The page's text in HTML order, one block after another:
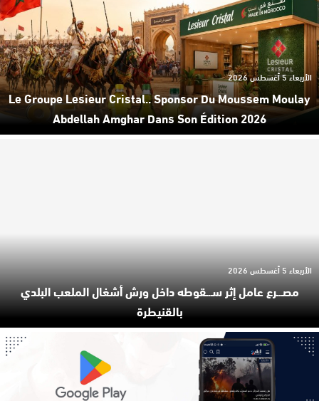
Le Groupe Lesieur Cristal.. Sponsor Du Moussem Moulay
Abdellah Amghar Dans Son Édition 2026
الأربعاء 5 أغسطس 2026
مصـ.ـرع عامل إثر سـ.ـقوطه داخل ورش أشغال الملعب البلدي
بالقنيطرة
الأربعاء 5 أغسطس 2026